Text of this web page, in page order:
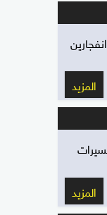
المزيد
المزيد